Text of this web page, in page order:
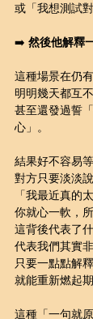
或「我想測試
➡️ 然後他解釋
這種場景在仍
明明幾天都互
甚至還發過誓
心」。
結果好不容易
對方只要淡淡
「我最近真的
你就心一軟，
這背後代表了
代表我們其實
只要一點點解
就能重新燃起期
這種「一句就